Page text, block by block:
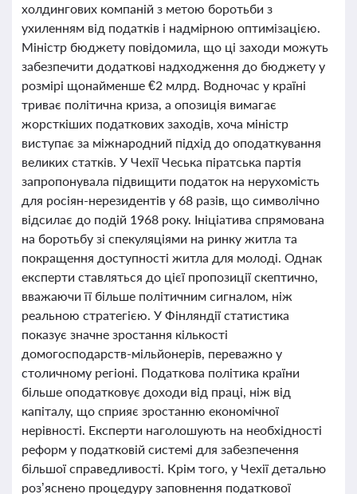
холдингових компаній з метою боротьби з
ухиленням від податків і надмірною оптимізацією.
Міністр бюджету повідомила, що ці заходи можуть
забезпечити додаткові надходження до бюджету у
розмірі щонайменше €2 млрд. Водночас у країні
триває політична криза, а опозиція вимагає
жорсткіших податкових заходів, хоча міністр
виступає за міжнародний підхід до оподаткування
великих статків. У Чехії Чеська піратська партія
запропонувала підвищити податок на нерухомість
для росіян-нерезидентів у 68 разів, що символічно
відсилає до подій 1968 року. Ініціатива спрямована
на боротьбу зі спекуляціями на ринку житла та
покращення доступності житла для молоді. Однак
експерти ставляться до цієї пропозиції скептично,
вважаючи її більше політичним сигналом, ніж
реальною стратегією. У Фінляндії статистика
показує значне зростання кількості
домогосподарств-мільйонерів, переважно у
столичному регіоні. Податкова політика країни
більше оподатковує доходи від праці, ніж від
капіталу, що сприяє зростанню економічної
нерівності. Експерти наголошують на необхідності
реформ у податковій системі для забезпечення
більшої справедливості. Крім того, у Чехії детально
роз’яснено процедуру заповнення податкової